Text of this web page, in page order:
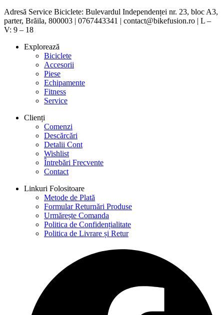
Adresă Service Biciclete: Bulevardul Independenței nr. 23, bloc A3,
parter, Brăila, 800003 | 0767443341 | contact@bikefusion.ro | L –
V: 9 – 18
Explorează
Biciclete
Accesorii
Piese
Echipamente
Fitness
Service
Clienți
Comenzi
Descărcări
Detalii Cont
Wishlist
Întrebări Frecvente
Contact
Linkuri Folositoare
Metode de Plată
Formular Returnări Produse
Urmărește Comanda
Politica de Confidențialitate
Politica de Livrare și Retur